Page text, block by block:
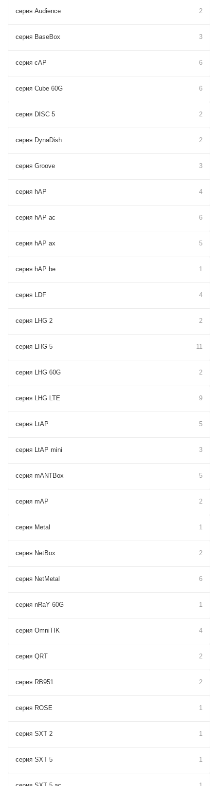
серия Audience 2
серия BaseBox 3
серия cAP 6
серия Cube 60G 6
серия DISC 5 2
серия DynaDish 2
серия Groove 3
серия hAP 4
серия hAP ac 6
серия hAP ax 5
серия hAP be 1
серия LDF 4
серия LHG 2 2
серия LHG 5 11
серия LHG 60G 2
серия LHG LTE 9
серия LtAP 5
серия LtAP mini 3
серия mANTBox 5
серия mAP 2
серия Metal 1
серия NetBox 2
серия NetMetal 6
серия nRaY 60G 1
серия OmniTIK 4
серия QRT 2
серия RB951 2
серия ROSE 1
серия SXT 2 1
серия SXT 5 1